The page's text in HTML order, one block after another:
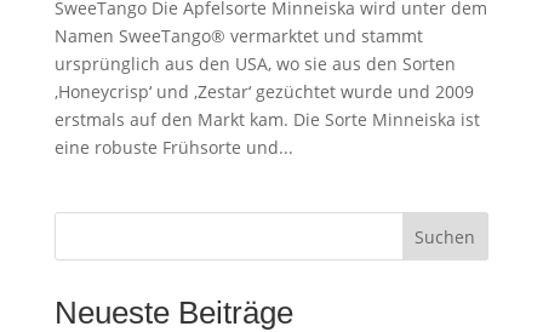
SweeTango Die Apfelsorte Minneiska wird unter dem
Namen SweeTango® vermarktet und stammt
ursprünglich aus den USA, wo sie aus den Sorten
‚Honeycrisp‘ und ‚Zestar‘ gezüchtet wurde und 2009
erstmals auf den Markt kam. Die Sorte Minneiska ist
eine robuste Frühsorte und...
Suchen
Neueste Beiträge